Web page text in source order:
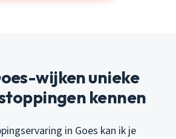
wijken unieke
kennen
in Goes kan ik je